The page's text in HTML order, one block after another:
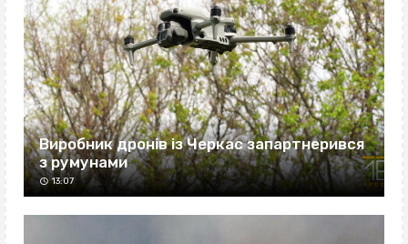
Виробник дронів із Черкас запартнерився
з румунами
13:07